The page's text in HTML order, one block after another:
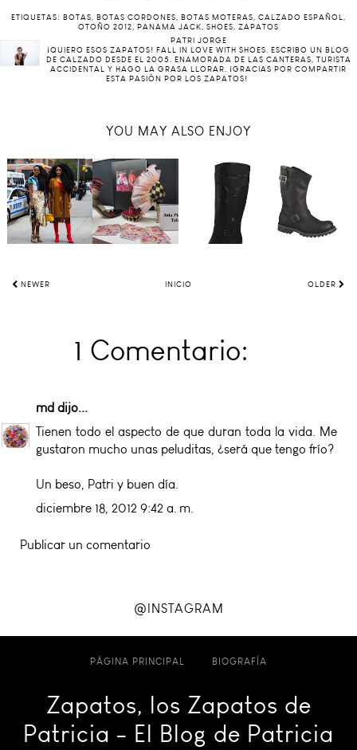
ETIQUETAS: BOTAS, BOTAS CORDONES, BOTAS MOTERAS, CALZADO ESPAÑOL,
OTOÑO 2012, PANAMA JACK, SHOES, ZAPATOS
PATRI JORGE
¡QUIERO ESOS ZAPATOS! FALL IN LOVE WITH SHOES. ESCRIBO UN BLOG
DE CALZADO DESDE EL 2005. ENAMORADA DE LAS CANTERAS, TURISTA
ACCIDENTAL Y HAGO LA GRASA LLORAR. ¡GRACIAS POR COMPARTIR
ESTA PASIÓN POR LOS ZAPATOS!
YOU MAY ALSO ENJOY
NEWER INICIO OLDER
1 Comentario:
md dijo...
Tienen todo el aspecto de que duran toda la vida. Me
gustaron mucho unas peluditas, ¿será que tengo frío?
Un beso, Patri y buen día.
diciembre 18, 2012 9:42 a. m.
Publicar un comentario
@INSTAGRAM
PÁGINA PRINCIPAL BIOGRAFÍA
Zapatos, los Zapatos de
Patricia - El Blog de Patricia